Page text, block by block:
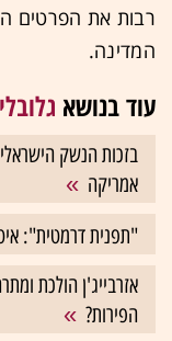
רבות את הפרטים
המדינה.
עוד בנושא
בזכות הנשק
אמריקה
"תפנית דרמטית":
אזרבייג'ן הולכת
הפירות?